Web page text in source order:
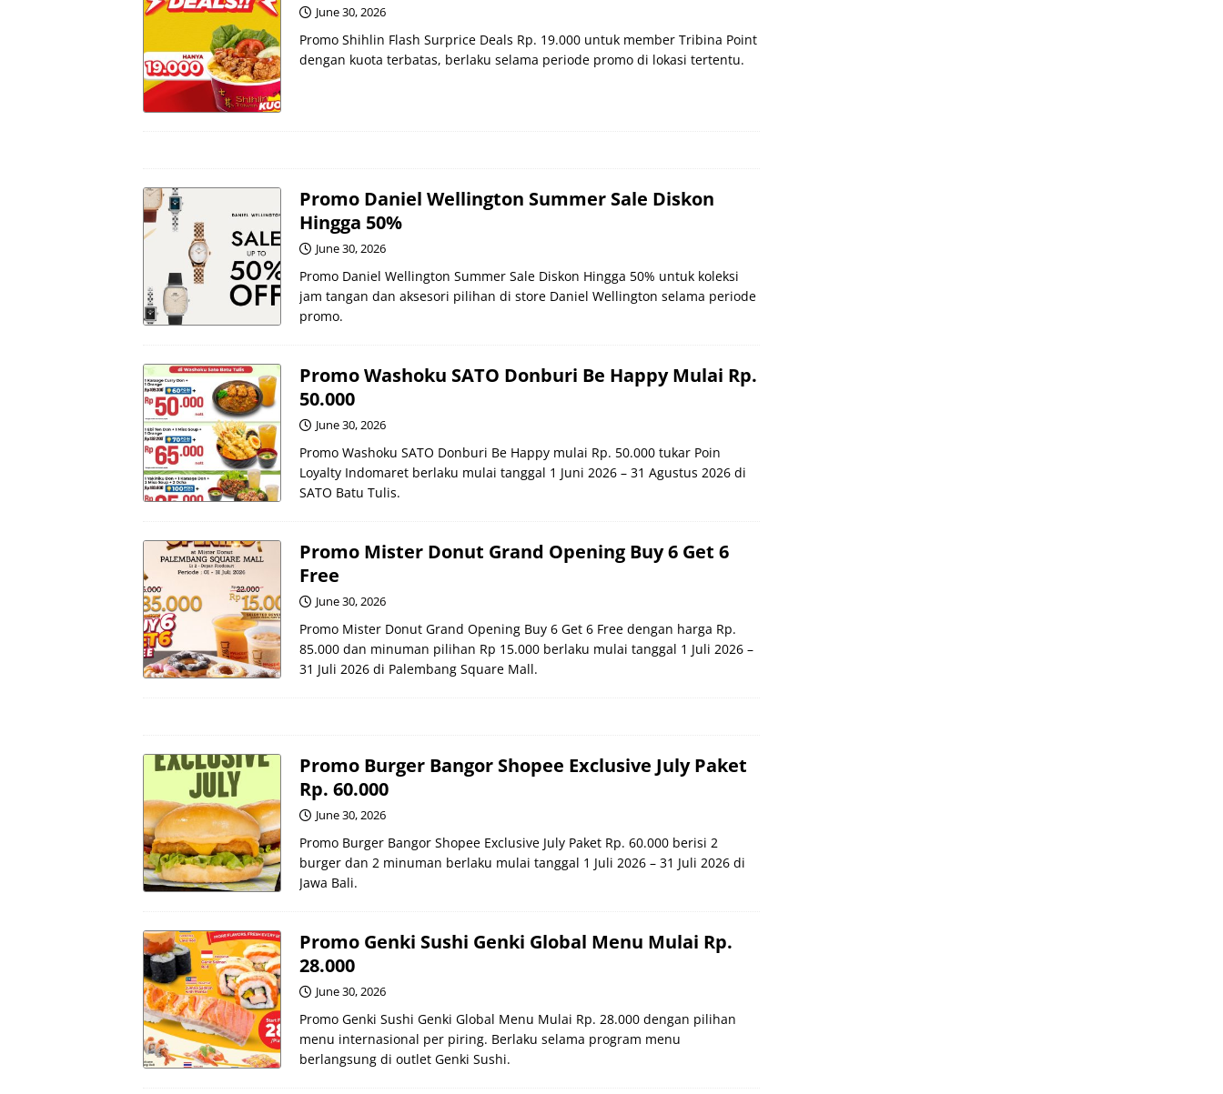
June 30, 2026
Promo Shihlin Flash Surprice Deals Rp. 19.000 untuk member Tribina Point
dengan kuota terbatas, berlaku selama periode promo di lokasi tertentu.
Promo Daniel Wellington Summer Sale Diskon
Hingga 50%
June 30, 2026
Promo Daniel Wellington Summer Sale Diskon Hingga 50% untuk koleksi
jam tangan dan aksesori pilihan di store Daniel Wellington selama periode
promo.
Promo Washoku SATO Donburi Be Happy Mulai Rp.
50.000
June 30, 2026
Promo Washoku SATO Donburi Be Happy mulai Rp. 50.000 tukar Poin
Loyalty Indomaret berlaku mulai tanggal 1 Juni 2026 – 31 Agustus 2026 di
SATO Batu Tulis.
Promo Mister Donut Grand Opening Buy 6 Get 6
Free
June 30, 2026
Promo Mister Donut Grand Opening Buy 6 Get 6 Free dengan harga Rp.
85.000 dan minuman pilihan Rp 15.000 berlaku mulai tanggal 1 Juli 2026 –
31 Juli 2026 di Palembang Square Mall.
Promo Burger Bangor Shopee Exclusive July Paket
Rp. 60.000
June 30, 2026
Promo Burger Bangor Shopee Exclusive July Paket Rp. 60.000 berisi 2
burger dan 2 minuman berlaku mulai tanggal 1 Juli 2026 – 31 Juli 2026 di
Jawa Bali.
Promo Genki Sushi Genki Global Menu Mulai Rp.
28.000
June 30, 2026
Promo Genki Sushi Genki Global Menu Mulai Rp. 28.000 dengan pilihan
menu internasional per piring. Berlaku selama program menu
berlangsung di outlet Genki Sushi.